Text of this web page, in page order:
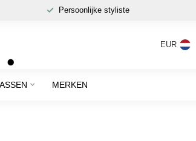
Persoonlijke styliste
EUR
MERKEN